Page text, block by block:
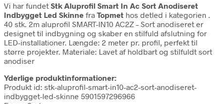
Vi har fundet Stk Aluprofil Smart In Ac Sort Anodiseret
Indbygget Led Skinne fra Topmet hos detled i kategorien .
40 stk. 2m aluprofil SMART-IN10 AC2Z – Sort anodiseret er
designet til indbygning og skaber en stilfuld afslutning for
LED-installationer. Længde: 2 meter pr. profil, perfekt til
større projekter. Materiale: Lavet af holdbart og stilfuldt sort
anodiser
Yderlige produktinformationer:
Produkt id: stk-aluprofil-smart-in10-ac2-sort-anodiseret-
indbygget-led-skinne 5901597296966